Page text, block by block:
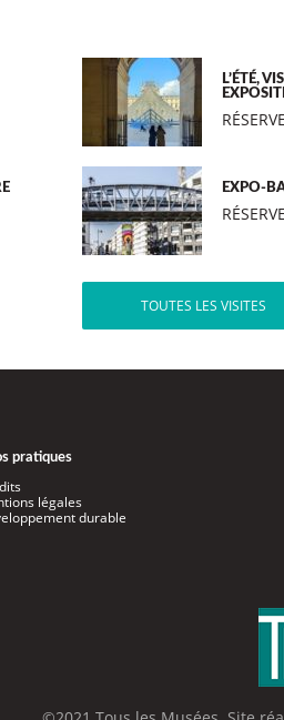
L’ÉTÉ,
EXPO-
TOUTES LES VISITES
pratiques
légales
durable